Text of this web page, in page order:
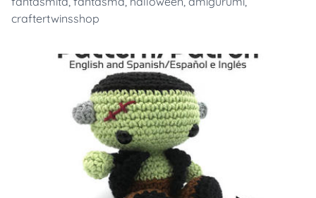
craftertwinsshop